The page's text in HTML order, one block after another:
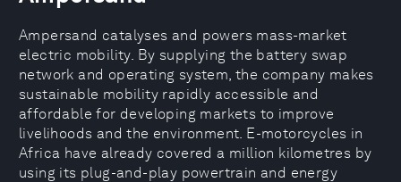
Ampersand catalyses and powers mass-market
electric mobility. By supplying the battery swap
network and operating system, the company makes
sustainable mobility rapidly accessible and
affordable for developing markets to improve
livelihoods and the environment. E-motorcycles in
Africa have already covered a million kilometres by
using its plug-and-play powertrain and energy